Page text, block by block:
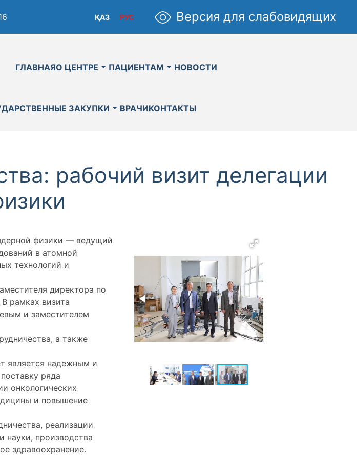
РУС
ҚАЗ Версия для слабовидящих
ГЛАВНАЯО ЦЕНТРЕ ПАЦИЕНТАМ НОВОСТИ
ЗАКУПКИ ВРАЧИКОНТАКТЫ
рабочий визит делегации
физики — ведущий
в атомной
технологий и
директора по
рамках визита
и заместителем
а также
является надежным и
ряда
онкологических
и повышение
реализации
науки, производства
здравоохранение.